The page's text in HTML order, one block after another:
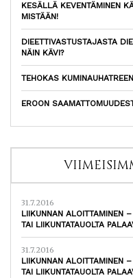
KESÄLLÄ KEVENTÄMINEN
MISTÄÄN!
DIEETTIVASTUSTAJASTA
NÄIN KÄVI?
TEHOKAS
EROON
31.7.2016
LIIKUNNAN ALOITTAMINEN
TAI LIIKUNTATAUOLTA
31.7.2016
LIIKUNNAN ALOITTAMINEN
TAI LIIKUNTATAUOLTA